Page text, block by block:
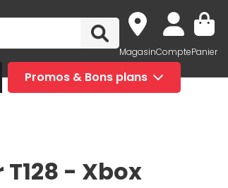
MagasinComptePanier
Promos & Bons plans
- Xbox